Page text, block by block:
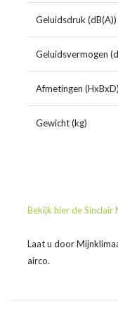
Geluidsdruk (dB(A))
Geluidsvermogen
Afmetingen
Gewicht (kg)
Bekijk hier de
Laat u door
airco.